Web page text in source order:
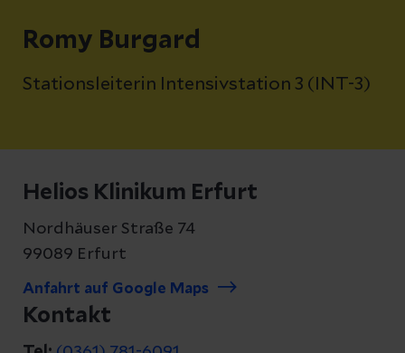
Romy Burgard
Stationsleiterin Intensivstation 3 (INT-3)
Helios Klinikum Erfurt
Nordhäuser Straße 74
99089 Erfurt
Anfahrt auf Google Maps
Kontakt